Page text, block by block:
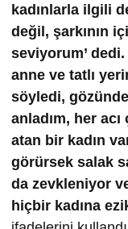
kadınlarla ilgili
değil, şarkının
seviyorum’
anne ve tatlı
söyledi,
anladım, her
atan bir kadın
görürsek salak
da zevkleniyor
hiçbir kadına